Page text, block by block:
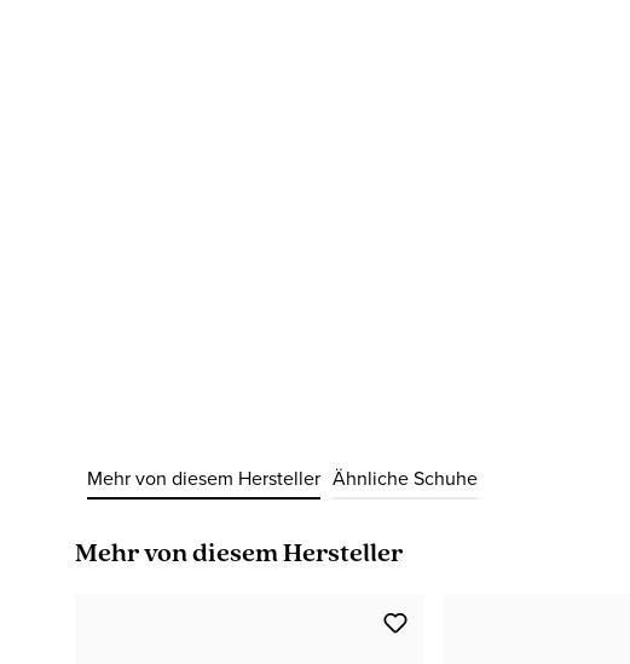
Mehr von diesem Hersteller Ähnliche Schuhe
Produktgalerie überspringen
Mehr von diesem Hersteller